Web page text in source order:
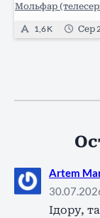
Мольфар
1,6 K Сер
Artem
Ідору,